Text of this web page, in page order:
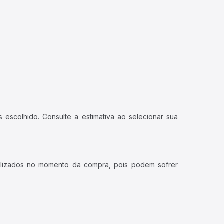
Consulte a estimativa ao selecionar sua
no momento da compra, pois podem sofrer